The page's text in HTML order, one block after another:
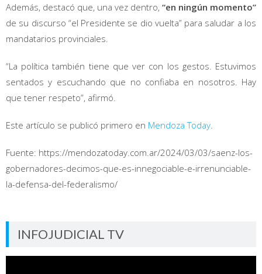
Además, destacó que, una vez dentro, “en ningún momento”
de su discurso “el Presidente se dio vuelta” para saludar a los
mandatarios provinciales.
“La política también tiene que ver con los gestos. Estuvimos
sentados y escuchando que no confiaba en nosotros. Hay
que tener respeto”, afirmó.
Este artículo se publicó primero en Mendoza Today
Fuente: https://mendozatoday.com.ar/2024/03/03/saenz-los-
gobernadores-decimos-que-es-innegociable-e-irrenunciable-
la-defensa-del-federalismo/
INFOJUDICIAL TV